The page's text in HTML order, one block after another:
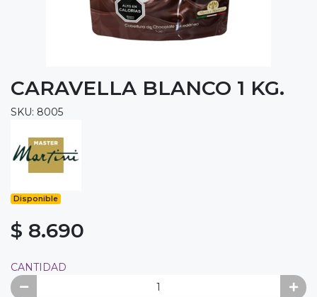
CARAVELLA BLANCO 1 KG.
SKU: 8005
Disponible
$ 8.690
CANTIDAD